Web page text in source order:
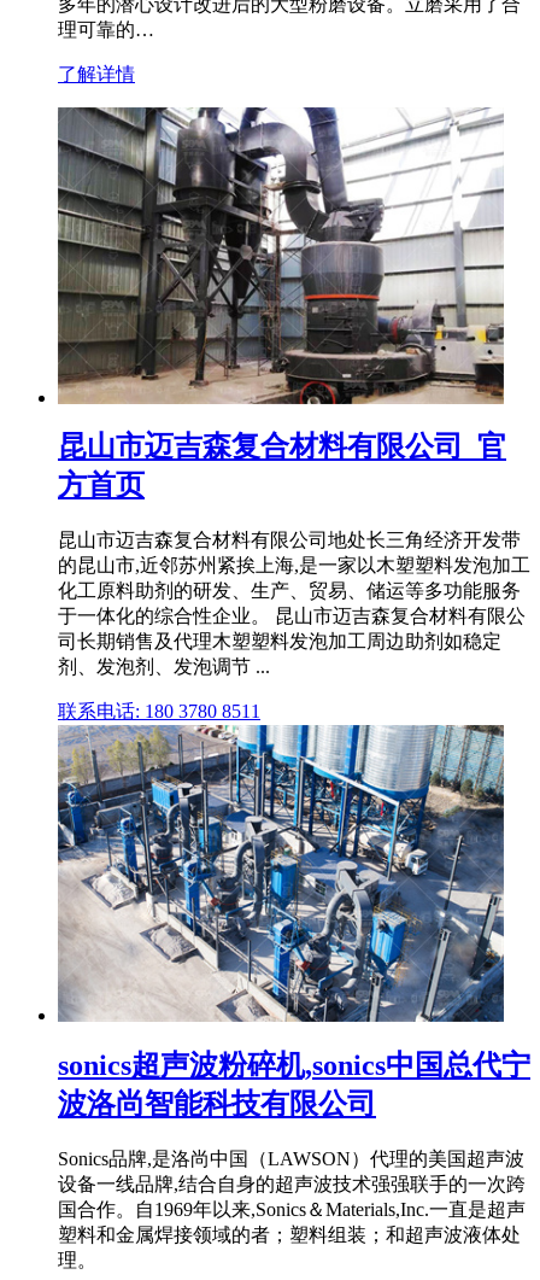
理可靠的…
了解详情
昆山市迈吉森复合材料有限公司_官
方首页
昆山市迈吉森复合材料有限公司地处长三角经济开发带
的昆山市,近邻苏州紧挨上海,是一家以木塑塑料发泡加工
化工原料助剂的研发、生产、贸易、储运等多功能服务
于一体化的综合性企业。 昆山市迈吉森复合材料有限公
司长期销售及代理木塑塑料发泡加工周边助剂如稳定
剂、发泡剂、发泡调节 ...
联系电话: 180 3780 8511
sonics超声波粉碎机,sonics中国总代宁
波洛尚智能科技有限公司
Sonics品牌,是洛尚中国（LAWSON）代理的美国超声波
设备一线品牌,结合自身的超声波技术强强联手的一次跨
国合作。自1969年以来,Sonics＆Materials,Inc.一直是超声
塑料和金属焊接领域的者；塑料组装；和超声波液体处
理。